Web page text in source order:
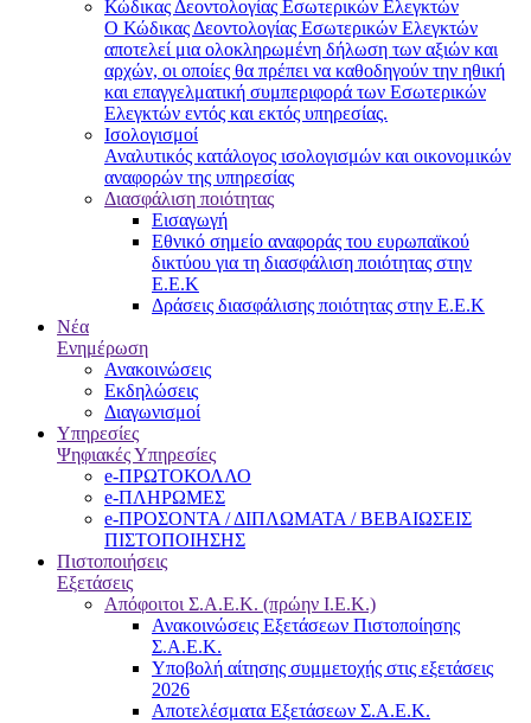
Κώδικας Δεοντολογίας Εσωτερικών Ελεγκτών
Ο Κώδικας Δεοντολογίας Εσωτερικών Ελεγκτών
αποτελεί μια ολοκληρωμένη δήλωση των αξιών και
αρχών, οι οποίες θα πρέπει να καθοδηγούν την ηθική
και επαγγελματική συμπεριφορά των Εσωτερικών
Ελεγκτών εντός και εκτός υπηρεσίας.
Ισολογισμοί
Αναλυτικός κατάλογος ισολογισμών και οικονομικών
αναφορών της υπηρεσίας
Διασφάλιση ποιότητας
Εισαγωγή
Εθνικό σημείο αναφοράς του ευρωπαϊκού
δικτύου για τη διασφάλιση ποιότητας στην
Ε.Ε.Κ
Δράσεις διασφάλισης ποιότητας στην Ε.Ε.Κ
Νέα
Ενημέρωση
Ανακοινώσεις
Εκδηλώσεις
Διαγωνισμοί
Υπηρεσίες
Ψηφιακές Υπηρεσίες
e-ΠΡΩΤΟΚΟΛΛΟ
e-ΠΛΗΡΩΜΕΣ
e-ΠΡΟΣΟΝΤΑ / ΔΙΠΛΩΜΑΤΑ / ΒΕΒΑΙΩΣΕΙΣ
ΠΙΣΤΟΠΟΙΗΣΗΣ
Πιστοποιήσεις
Εξετάσεις
Απόφοιτοι Σ.Α.Ε.Κ. (πρώην Ι.Ε.Κ.)
Ανακοινώσεις Εξετάσεων Πιστοποίησης
Σ.Α.Ε.Κ.
Υποβολή αίτησης συμμετοχής στις εξετάσεις
2026
Αποτελέσματα Εξετάσεων Σ.Α.Ε.Κ.